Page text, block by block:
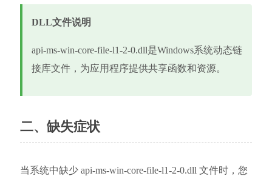
DLL文件说明
api-ms-win-core-file-l1-2-0.dll是Windows系统动态链
接库文件，为应用程序提供共享函数和资源。
二、缺失症状
当系统中缺少 api-ms-win-core-file-l1-2-0.dll 文件时，您